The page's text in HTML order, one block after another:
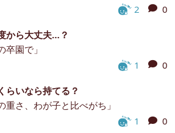
2
0
から大丈夫…？
卒園で」
1
0
らいなら持てる？
重さ、わが子と比べがち」
1
0